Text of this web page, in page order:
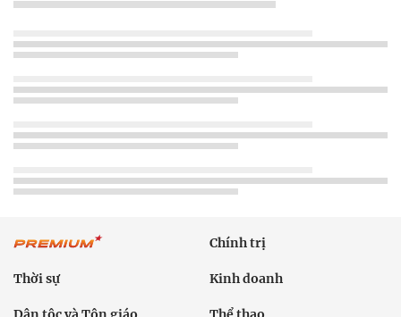
Chính trị
Thời sự Kinh doanh